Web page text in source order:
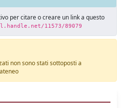
per citare o creare un link a questo
11573/89079
non sono stati sottoposti a